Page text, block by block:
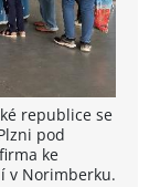
republice se
pod
ke
v Norimberku.